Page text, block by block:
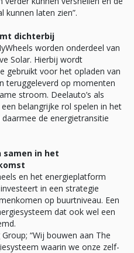
kunnen laten zien”.
dichterbij
worden onderdeel van
Solar. Hierbij wordt
gebruikt voor het opladen van
teruggeleverd op momenten
stroom. Deelauto’s als
belangrijke rol spelen in het
de energietransitie
in het
en het energieplatform
in een strategie
op buurtniveau. Een
dat ook wel een
“Wij bouwen aan The
waarin we onze zelf-